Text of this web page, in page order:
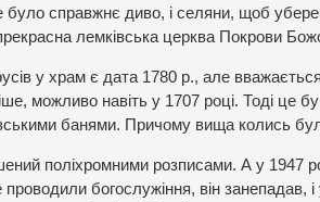
справжнє диво, і селяни, щоб
лемківська церква Покрови
у храм є дата 1780 р., але
можливо навіть у 1707 році. Тоді це
банями. Причому вища колись
поліхромними розписами. А у 1947
богослужіння, він занепадав, і